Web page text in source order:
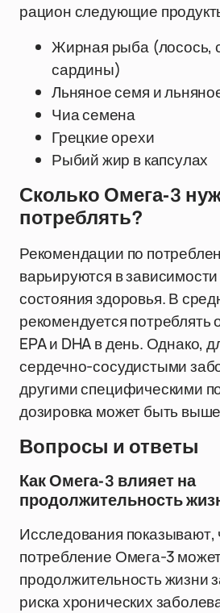
рацион следующие
Жирная рыба (лосось,
сардины)
Льняное семя и
Чиа семена
Грецкие орехи
Рыбий жир в капсулах
Сколько Омега-3
потреблять?
Рекомендации по
варьируются в
состояния здоровья. В
рекомендуется потреблять
EPA и DHA в день. Однако,
сердечно-сосудистыми
другими специфическими
дозировка может быть
Вопросы и ответы
Как Омега-3 влияет на
продолжительность
Исследования показывают,
потребление Омега-3
продолжительность жизни
риска хронических